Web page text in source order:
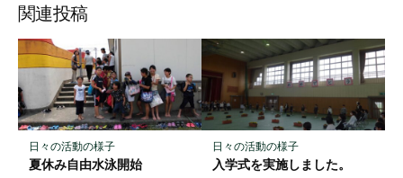
ア
ク
マ
ー
ク
に
存
関連投稿
日々の活動の様子
夏休み自由水泳開始
日々の活動の様子
入学式を実施しました。